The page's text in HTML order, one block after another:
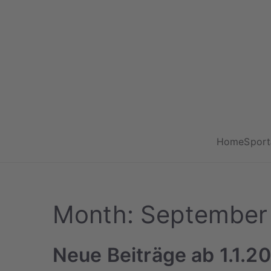
Home
Month:
Neue Beiträge ab